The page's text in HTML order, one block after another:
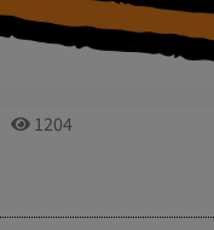
1204